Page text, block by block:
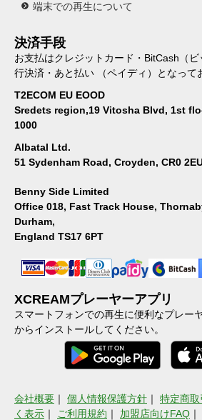
端末での再生について
決済手段
お支払はクレジットカード・BitCash（
行決済・あと払い （ペイディ）となって
T2ECOM EU EOOD
Sredets region,19 Vitosha Blvd, 1st
1000
Albatal Ltd.
51 Sydenham Road, Croyden, CR0
Benny Side Limited
Office 018, Fast Track House,
Durham,
England TS17 6PT
XCREAMプレーヤーアプリ
スマートフォンでの再生に便利なプレー
からインストールしてください。
会社概要 ｜ 個人情報保護方針 ｜ 特定商
く表示 ｜ ご利用規約 ｜ 加盟店向けFAQ ｜